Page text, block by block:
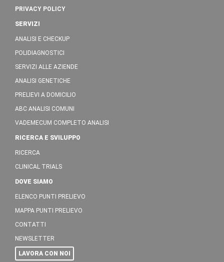
PRIVACY POLICY
SERVIZI
ANALISI E CHECKUP
POLIDIAGNOSTICI
SERVIZI ALLE AZIENDE
ANALISI GENETICHE
PRELIEVI A DOMICILIO
ABC ANALISI COMUNI
VADEMECUM COMPLETO ANALISI
RICERCA E SVILUPPO
RICERCA
CLINICAL TRIALS
DOVE SIAMO
ELENCO PUNTI PRELIEVO
MAPPA PUNTI PRELIEVO
CONTATTI
NEWSLETTER
LAVORA CON NOI